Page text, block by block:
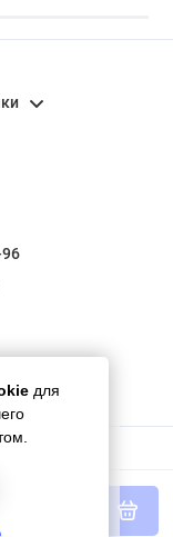
для
- 2026